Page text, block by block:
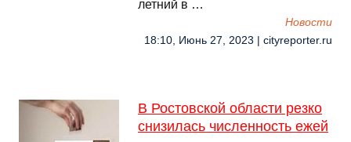
летний в …
Новости
18:10, Июнь 27, 2023 | cityreporter.ru
В Ростовской области резко
снизилась численность ежей